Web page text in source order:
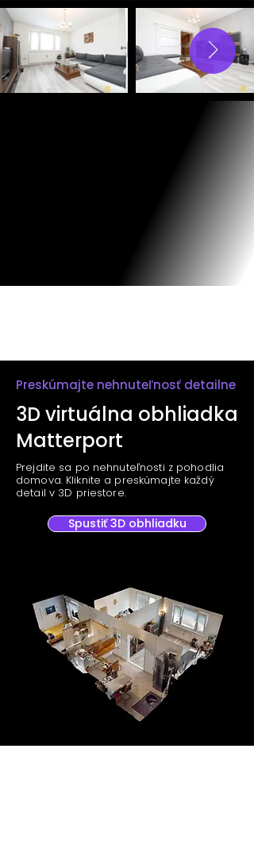
Preskúmajte nehnuteľnosť detailne
3D virtuálna obhliadka
Matterport
Prejdite sa po nehnuteľnosti z pohodlia
domova. Kliknite a preskúmajte každý
detail v 3D priestore.
Spustiť 3D obhliadku